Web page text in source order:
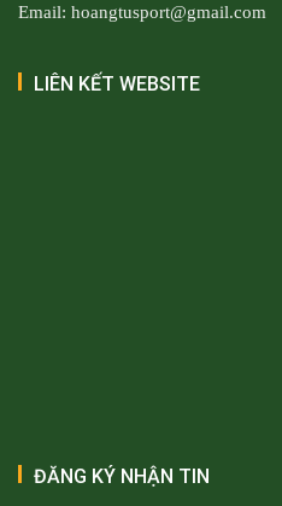
Email: hoangtusport@gmail.com
LIÊN KẾT WEBSITE
ĐĂNG KÝ NHẬN TIN